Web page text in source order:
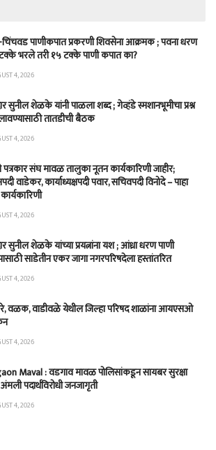
चिंचवड पाणीकपात प्रकरणी शिवसेना आक्रमक ; पवना धरण
भरले तरी १५ टक्के पाणी कपात का?
4, 2026
सुनील शेळके यांनी पाळला शब्द ; गेव्हंडे स्मशानभूमीचा प्रश्न
लावण्यासाठी तातडीची बैठक
4, 2026
पत्रकार संघ मावळ तालुका नूतन कार्यकारिणी जाहीर;
वाडेकर, कार्याध्यक्षपदी पवार, सचिवपदी विनोदे – पाहा
4, 2026
सुनील शेळके यांच्या प्रयत्नांना यश ; आंध्रा धरण पाणी
साडेतीन एकर जागा नगरपरिषदेला हस्तांतरित
4, 2026
वळक, वाडीवळे येथील जिल्हा परिषद शाळांना आयएसओ
4, 2026
Maval : वडगाव मावळ पोलिसांकडून सायबर सुरक्षा
पदार्थविरोधी जनजागृती
4, 2026